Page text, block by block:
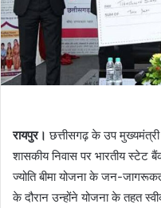
रायपुर।छत्तीसगढ़ के उप
शासकीय निवास पर भारतीय स्टेट
ज्योति बीमा योजना के जन-
के दौरान उन्होंने योजना के तहत